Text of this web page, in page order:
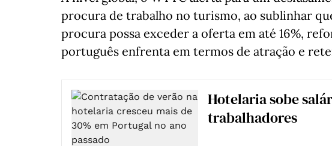
procura de trabalho no turismo, ao sublinhar
procura possa exceder a oferta em até 16%,
português enfrenta em termos de atração e
Hotelaria sobe
trabalhadores